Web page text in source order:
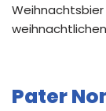
Weihnachtsbier
Pater